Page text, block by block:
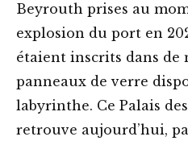
Beyrouth prises au
explosion du port en
étaient inscrits dans de
panneaux de verre
labyrinthe. Ce Palais
retrouve aujourd’hui,